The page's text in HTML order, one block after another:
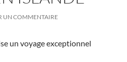
UN COMMENTAIRE
un voyage exceptionnel